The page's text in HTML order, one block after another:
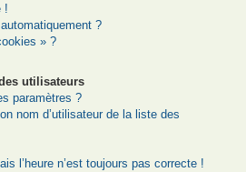
!
?
» ?
utilisateurs
paramètres ?
nom d’utilisateur de la liste des
l’heure n’est toujours pas correcte !